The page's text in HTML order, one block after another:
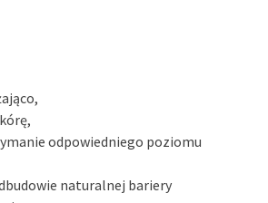
odpowiedniego poziomu
naturalnej bariery